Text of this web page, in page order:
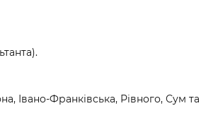
Івано-Франківська, Рівного, Сум